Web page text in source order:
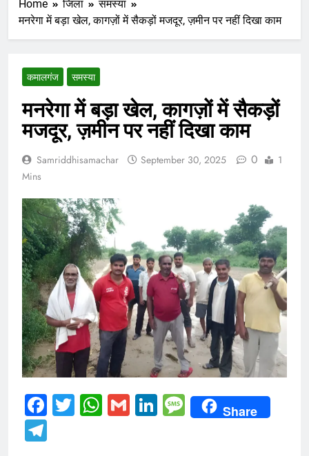
Home जिला
समस्या
मनरेगा में बड़ा खेल, कागज़ों में सैकड़ों मजदूर, ज़मीन पर नहीं दिखा काम
कमालगंज समस्या
मनरेगा में बड़ा खेल, कागज़ों में सैकड़ों
मजदूर, ज़मीन पर नहीं दिखा काम
Samriddhisamachar September 30, 2025 0
1
Mins
Facebook
Twitter
WhatsApp
GmailLinkedIn
Message
Share